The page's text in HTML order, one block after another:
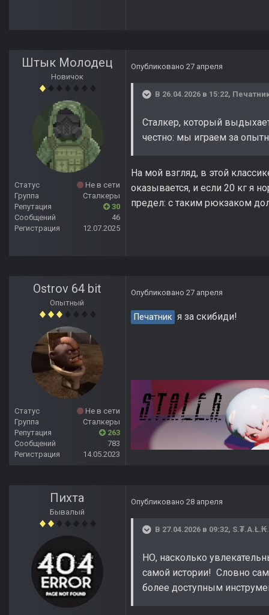
Штык Молодец
Новичок
Статус
Не в сети
Группа
Сталкеры
Репутация
30
Сообщений
46
Регистрация
12.07.2025
Опубликовано 27 апреля
В 26.04.2026 в 15:22,
Сталкер, который
честно: мы играем за
На мой взгляд, в этой
оказывается, и если 20 кг я
предел: с таким рюкзаком
Ostrov 64 bit
Опытный
Статус
Не в сети
Группа
Сталкеры
Репутация
263
Сообщений
783
Регистрация
14.05.2023
Опубликовано 27 апреля
Печатник я за скибиди!
Пихта
Бывалый
Опубликовано 28 апреля
В 27.04.2026 в 09:32,
НО, насколько
самой истории! Словно
более доступным